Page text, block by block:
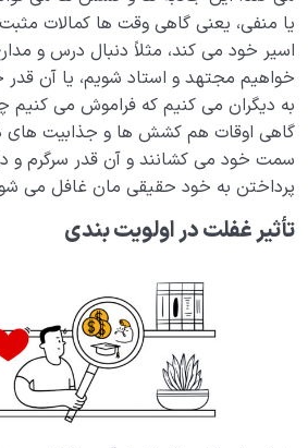
من و انواع عشق؛ فطرت کدام معشوق را در
دهد؟
قلب جایگاه چیست؟ محل استقرار عشق
ما کجاست؟
انسان عاقل کیست؟ آیا معیار درست و
بودن وجود دارد؟
خسران چیست؟ زیان‌کار واقعی کدام
می‌دهد؟
سبک زندگی انسانی چیست و چه برتری بر
چه کسانی دچار خسران می‌ شوند و چه
می‌ یابند؟
خودشناسی و تعیین اولویت ها؛ رابطه ای
یا منفی، یعنی گاهی وقت ها کمالات
اسیر خود می کند، مثلاً دنبال درس و
خواهیم مجتهد و استاد شویم، یا آن
به دیگران می کنیم که فراموش می کنیم
گاهی اوقات هم کشش ها و جذابیت های
سمت خود می کشانند و آن قدر سرگرم و
پرداختن به خود حقیقی مان غافل می
تأثیر غفلت در اولویت بندی